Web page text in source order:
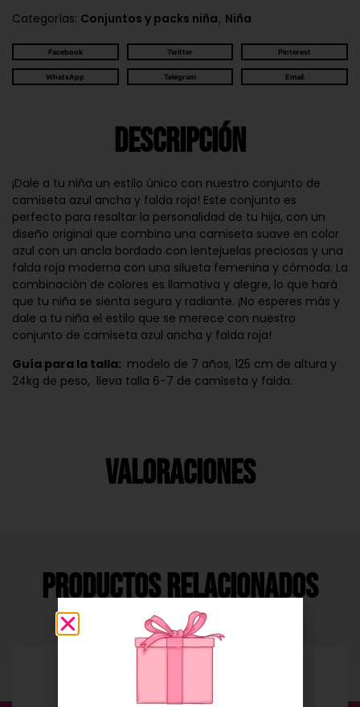
Categorías: Conjuntos y packs niña, Niña
Facebook Twitter Pinterest
WhatsApp Telegram Email
Descripción
¡Dale a tu niña un estilo único con nuestro conjunto de
camiseta azul ancha y falda roja! Este conjunto es
perfecto para resaltar la personalidad de tu hija, con un
diseño original que combina una camiseta suave en color
azul con un ancla bordado con lentejuelas preciosas y una
falda roja moderna con una silueta femenina y cómoda. La
combinación de colores es llamativa y alegre, lo que hará
que tu niña se sienta segura y radiante. ¡No esperes más y
dale a tu niña el estilo que se merece con nuestro
conjunto de camiseta azul ancha y falda roja!
Guía para la talla: modelo de 7 años, 125 cm de altura y
24kg de peso, lleva talla 6-7 de camiseta y falda.
Valoraciones
Productos Relacionados